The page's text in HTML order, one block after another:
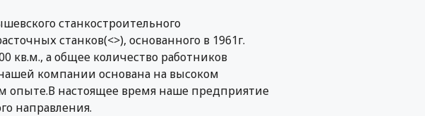
станкостроительного
станков(<>), основанного в 1961г.
кв.м., а общее количество работников
нашей компании основана на высоком
опыте.В настоящее время наше предприятие
направления.